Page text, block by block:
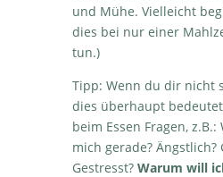
und Mühe. Vielleicht
dies bei nur einer
tun.)
Tipp: Wenn du dir nicht
dies überhaupt
beim Essen Fragen,
mich gerade? Ängstlich?
Gestresst? Warum will